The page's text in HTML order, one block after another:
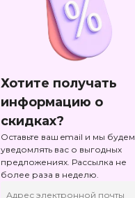
Хотите получать
информацию о
скидках?
Оставьте ваш email и мы будем
уведомлять вас о выгодных
предложениях. Рассылка не
более раза в неделю.